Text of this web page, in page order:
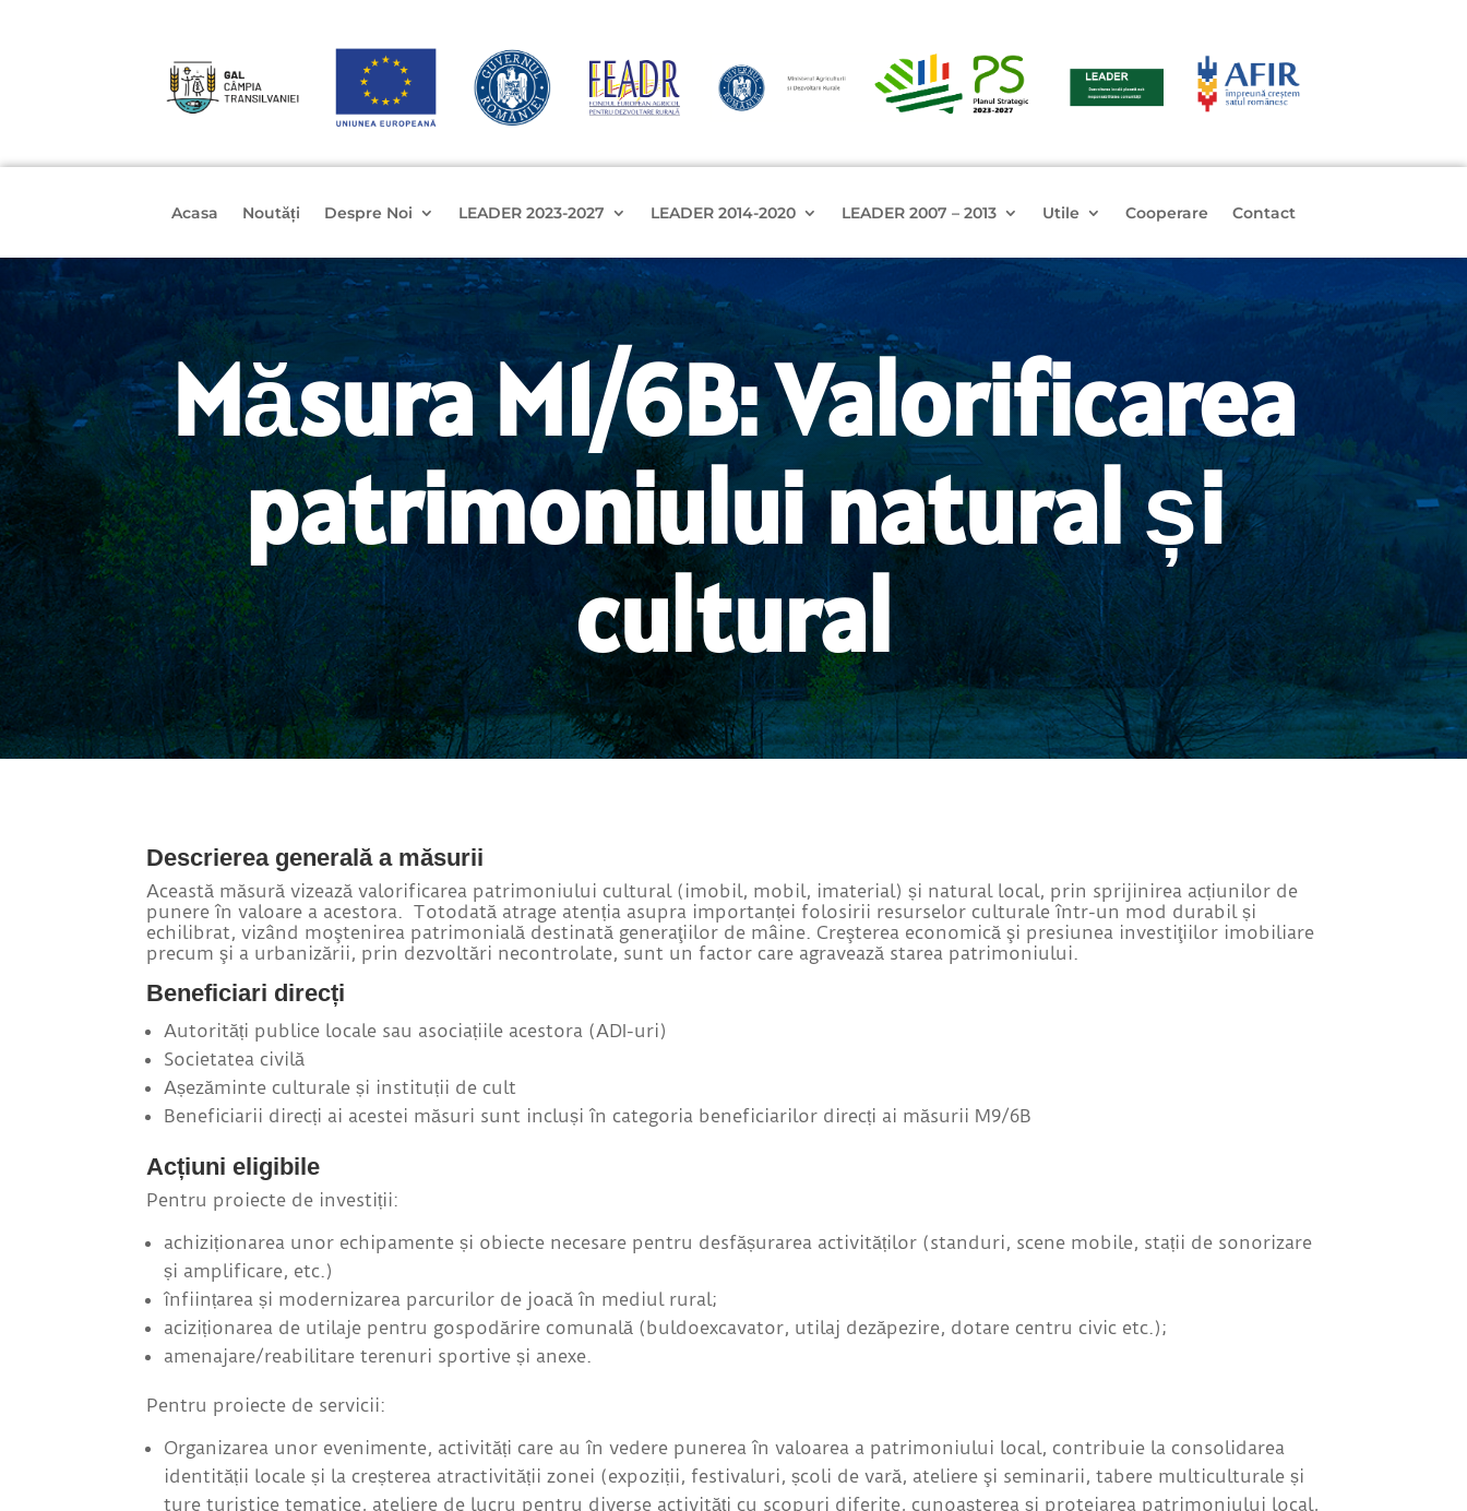
Acasa Noutăți Despre Noi LEADER 2023-2027 LEADER 2014-2020 LEADER 2007 – 2013 Utile Cooperare Contact
Măsura M1/6B: Valorificarea
patrimoniului natural și
cultural
Descrierea generală a măsurii
Această măsură vizează valorificarea patrimoniului cultural (imobil, mobil, imaterial) și natural local, prin sprijinirea acțiunilor de
punere în valoare a acestora. Totodată atrage atenția asupra importanței folosirii resurselor culturale într-un mod durabil și
echilibrat, vizând moştenirea patrimonială destinată generaţiilor de mâine. Creşterea economică şi presiunea investiţiilor imobiliare
precum şi a urbanizării, prin dezvoltări necontrolate, sunt un factor care agravează starea patrimoniului.
Beneficiari direcți
Autorități publice locale sau asociațiile acestora (ADI-uri)
Societatea civilă
Așezăminte culturale și instituții de cult
Beneficiarii direcți ai acestei măsuri sunt incluși în categoria beneficiarilor direcți ai măsurii M9/6B
Acțiuni eligibile
Pentru proiecte de investiții:
achiziționarea unor echipamente și obiecte necesare pentru desfășurarea activităților (standuri, scene mobile, stații de sonorizare
și amplificare, etc.)
înființarea și modernizarea parcurilor de joacă în mediul rural;
aciziționarea de utilaje pentru gospodărire comunală (buldoexcavator, utilaj dezăpezire, dotare centru civic etc.);
amenajare/reabilitare terenuri sportive și anexe.
Pentru proiecte de servicii:
Organizarea unor evenimente, activități care au în vedere punerea în valoarea a patrimoniului local, contribuie la consolidarea
identității locale și la creșterea atractivității zonei (expoziții, festivaluri, școli de vară, ateliere şi seminarii, tabere multiculturale și
ture turistice tematice, ateliere de lucru pentru diverse activităţi cu scopuri diferite, cunoașterea şi protejarea patrimoniului local,